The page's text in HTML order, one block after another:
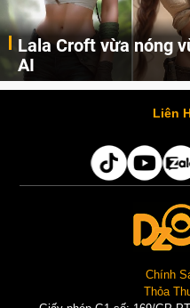
Lala Croft vừa nóng
AI
Liên
Chính
Thỏa